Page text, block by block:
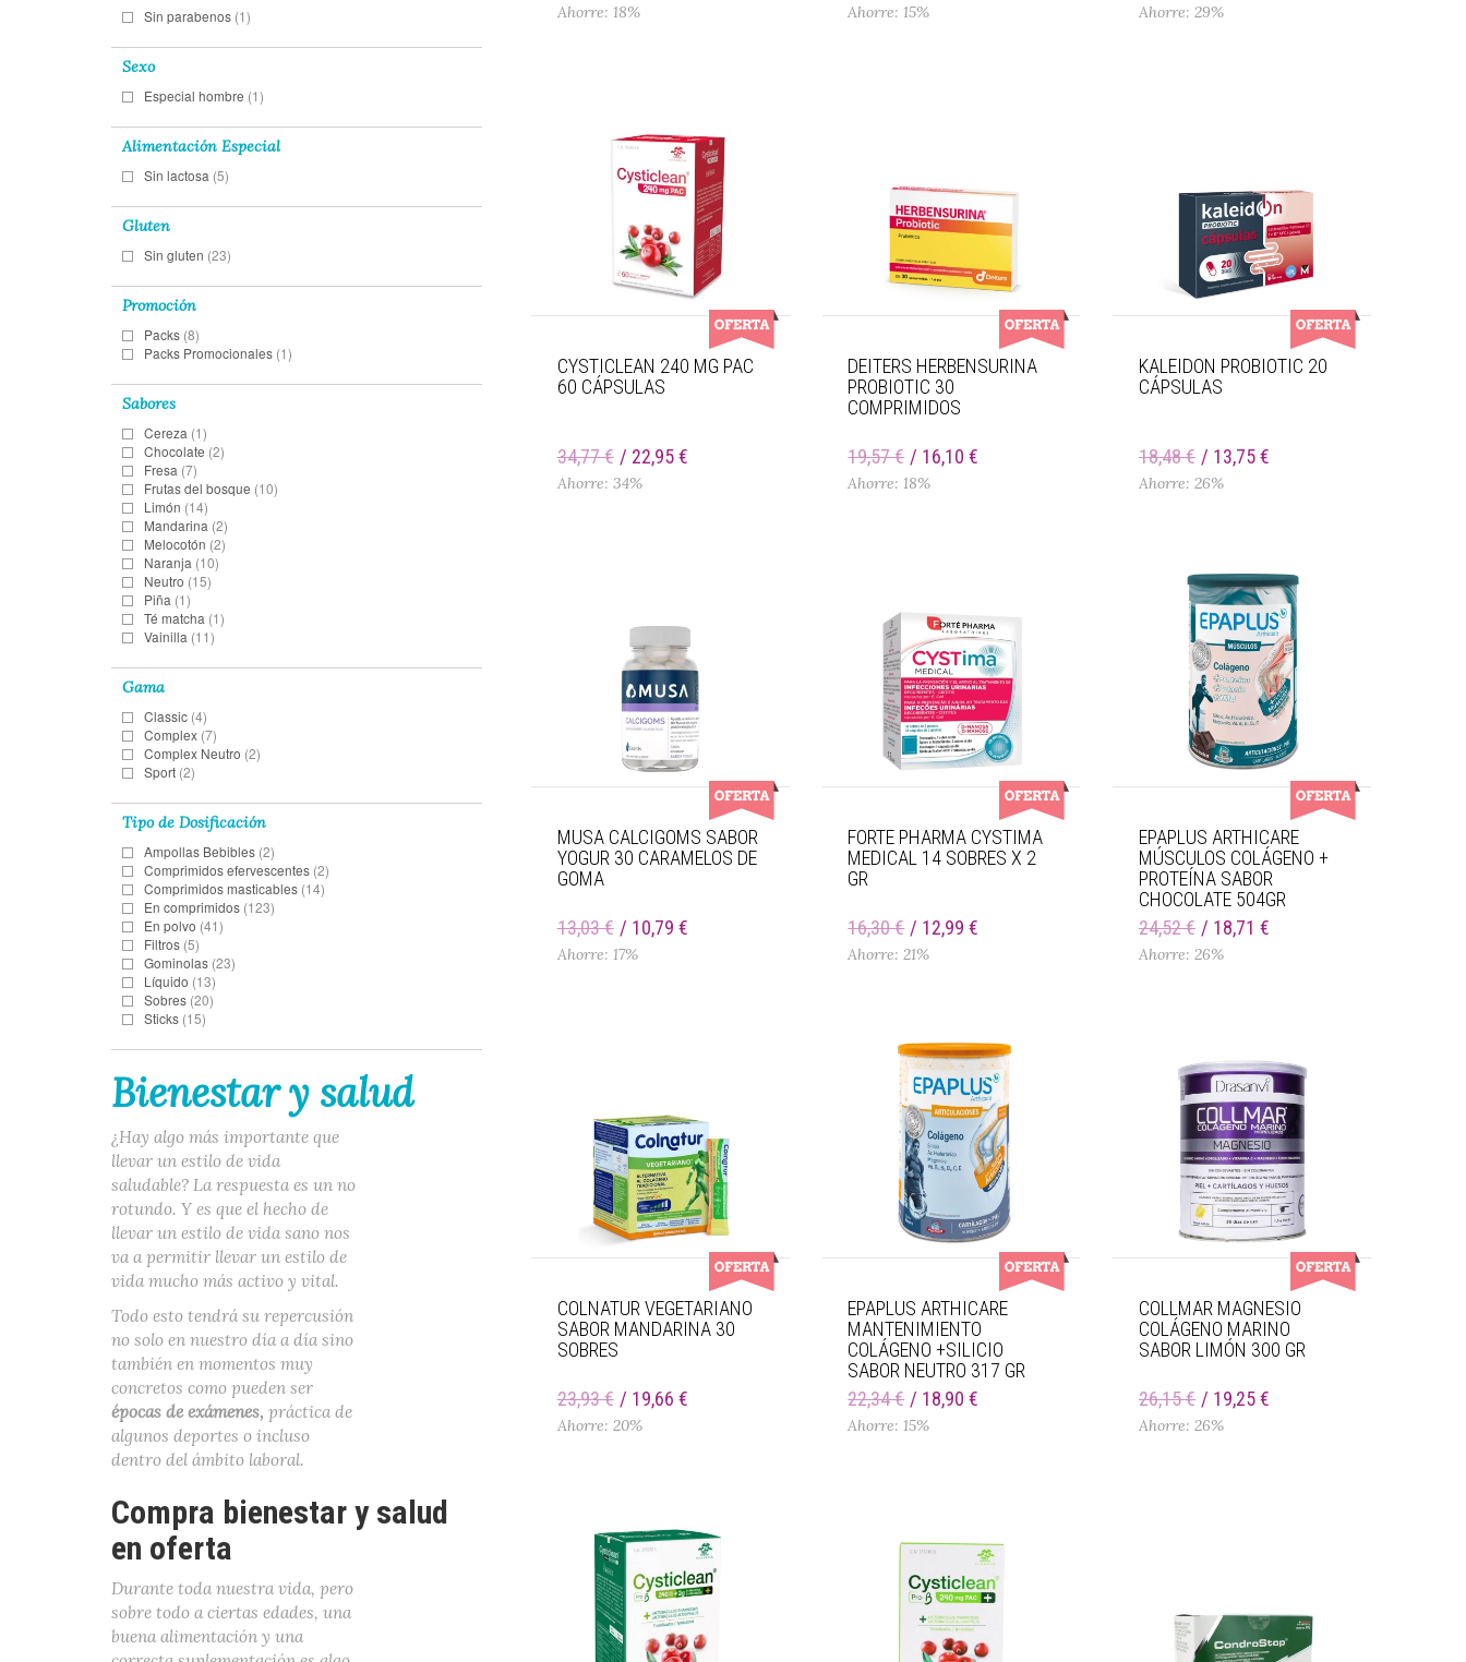
Sin parabenos (1)
Sexo
Especial hombre (1)
Alimentación Especial
Sin lactosa (5)
Gluten
Sin gluten (23)
Promoción
Packs (8)
Packs Promocionales (1)
Sabores
Cereza (1)
Chocolate (2)
Fresa (7)
Frutas del bosque (10)
Limón (14)
Mandarina (2)
Melocotón (2)
Naranja (10)
Neutro (15)
Piña (1)
Té matcha (1)
Vainilla (11)
Gama
Classic (4)
Complex (7)
Complex Neutro (2)
Sport (2)
Tipo de Dosificación
Ampollas Bebibles (2)
Comprimidos efervescentes (2)
Comprimidos masticables (14)
En comprimidos (123)
En polvo (41)
Filtros (5)
Gominolas (23)
Líquido (13)
Sobres (20)
Sticks (15)
Bienestar y salud
¿Hay algo más importante que
llevar un estilo de vida
saludable? La respuesta es un no
rotundo. Y es que el hecho de
llevar un estilo de vida sano nos
va a permitir llevar un estilo de
vida mucho más activo y vital.
Todo esto tendrá su repercusión
no solo en nuestro día a día sino
también en momentos muy
concretos como pueden ser
épocas de exámenes, práctica de
algunos deportes o incluso
dentro del ámbito laboral.
Compra bienestar y salud
en oferta
Durante toda nuestra vida, pero
sobre todo a ciertas edades, una
buena alimentación y una
Ahorre: 18% Ahorre: 15% Ahorre: 29%
CYSTICLEAN 240 MG PAC
60 CÁPSULAS
34,77 € 22,95 €
Ahorre: 34%
DEITERS HERBENSURINA
PROBIOTIC 30
COMPRIMIDOS
19,57 € 16,10 €
Ahorre: 18%
KALEIDON PROBIOTIC 20
CÁPSULAS
18,48 € 13,75 €
Ahorre: 26%
MUSA CALCIGOMS SABOR
YOGUR 30 CARAMELOS DE
GOMA
13,03 € 10,79 €
Ahorre: 17%
FORTE PHARMA CYSTIMA
MEDICAL 14 SOBRES X 2
GR
16,30 € 12,99 €
Ahorre: 21%
EPAPLUS ARTHICARE
MÚSCULOS COLÁGENO +
PROTEÍNA SABOR
CHOCOLATE 504GR
24,52 €
18,71 €
Ahorre: 26%
COLNATUR VEGETARIANO
SABOR MANDARINA 30
SOBRES
23,93 € 19,66 €
Ahorre: 20%
EPAPLUS ARTHICARE
MANTENIMIENTO
COLÁGENO +SILICIO
SABOR NEUTRO 317 GR
22,34 €
18,90 €
Ahorre: 15%
COLLMAR MAGNESIO
COLÁGENO MARINO
SABOR LIMÓN 300 GR
26,15 € 19,25 €
Ahorre: 26%